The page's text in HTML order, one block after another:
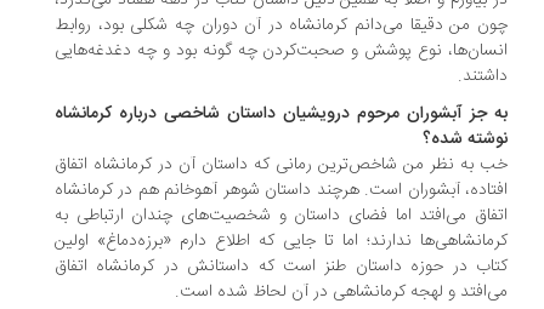
من دقیقا می‌دانم کرمانشاه در آن دوران چه شکلی بود، روابط
نوع پوشش و صحبت‌کردن چه گونه بود و چه دغدغه‌هایی
جز آبشوران مرحوم درویشیان داستان شاخصی درباره کرمانشاه
شده؟
به نظر من شاخص‌ترین رمانی که داستان آن در کرمانشاه اتفاق
آبشوران است. هرچند داستان شوهر آهوخانم هم در کرمانشاه
می‌افتد اما فضای داستان و شخصیت‌های چندان ارتباطی به
ندارند؛ اما تا جایی که اطلاع دارم «برزه‌دماغ» اولین
در حوزه داستان طنز است که داستانش در کرمانشاه اتفاق
و لهجه کرمانشاهی در آن لحاظ شده است.